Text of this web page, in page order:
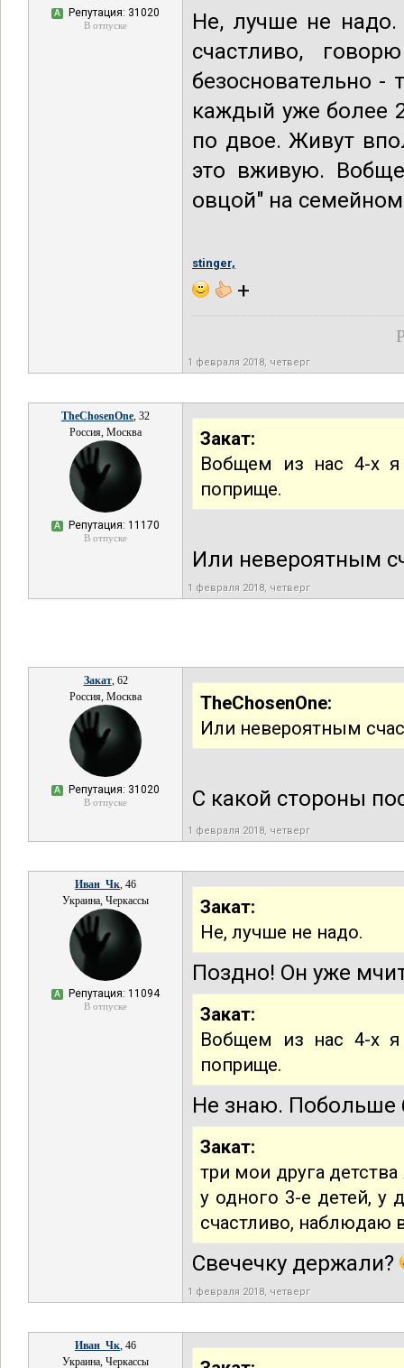
А Репутация: 31020
В отпуске
Не, лучше не
счастливо,
безосновательно -
каждый уже более
по двое. Живут
это вживую.
овцой" на
stinger,
+
1 февраля 2018, четверг
TheChosenOne, 32
Россия, Москва
А Репутация: 11170
В отпуске
Закат:
Вобщем из нас 4-х я
поприще.
Или невероятным
1 февраля 2018, четверг
Закат, 62
Россия, Москва
А Репутация: 31020
В отпуске
TheChosenOne:
Или невероятным
С какой стороны
1 февраля 2018, четверг
Иван_Чк, 46
Украина, Черкассы
А Репутация: 11094
В отпуске
Закат:
Не, лучше не надо.
Поздно! Он уже
Закат:
Вобщем из нас 4-х я
поприще.
Не знаю.
Закат:
три мои друга
у одного 3-е детей, у
счастливо, наблюдаю
Свечечку держали?
1 февраля 2018, четверг
Иван_Чк, 46
Украина, Черкассы